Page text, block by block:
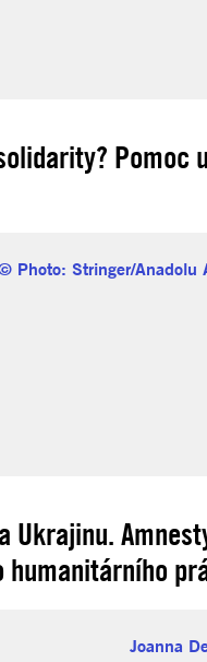
Pomoc
Ukrajinu.
humanitárního